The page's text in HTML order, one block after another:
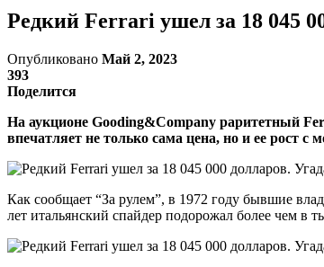
Редкий Ferrari ушел за 18 045
Опубликовано Май 2, 2023
393
Поделится
На аукционе Gooding&Company раритетный
впечатляет не только сама цена, но и ее рост с
Как сообщает “За рулем”, в 1972 году бывшие
лет итальянский спайдер подорожал более чем в